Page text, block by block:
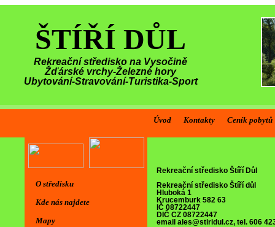
ŠTÍŘÍ DŮL
Rekreační středisko na Vysočině
Žďárské vrchy-Železné hory
Ubytování-Stravování-Turistika-Sport
Úvod Kontakty Ceník pobytů
Rekreační středisko Štíří Důl
Rekreační středisko Štíří důl
Hluboká 1
Krucemburk 582 63
IČ 08722447
DIČ CZ 08722447
email ales@stiridul.cz, tel. 606
O středisku
Kde nás najdete
Mapy